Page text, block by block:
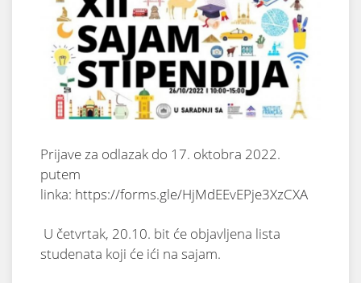
Prijave za odlazak do 17. oktobra 2022.
putem
linka: https://forms.gle/HjMdEEvEPje3XzCXA
U četvrtak, 20.10. bit će objavljena lista
studenata koji će ići na sajam.